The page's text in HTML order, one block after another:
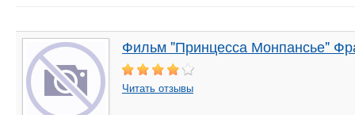
Фильм "Принцесса Монпансье"
Читать отзывы